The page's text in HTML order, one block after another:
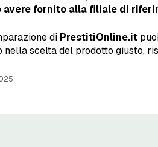
avere fornito alla filiale di
di PrestitiOnline.it
nella scelta del prodotto giusto,